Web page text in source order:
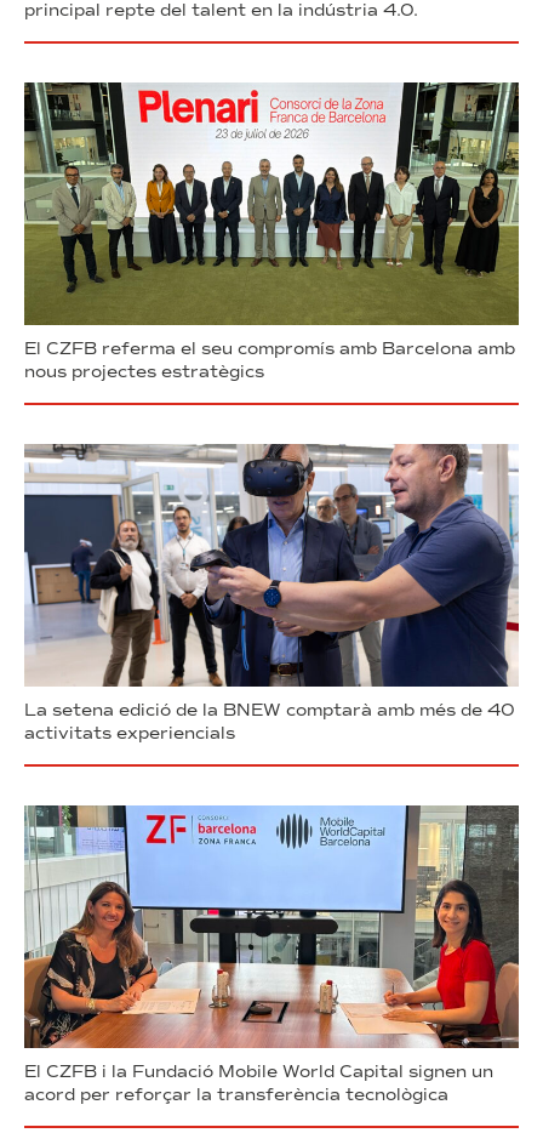
principal repte del talent en la indústria 4.0.
El CZFB referma el seu compromís amb Barcelona amb
nous projectes estratègics
La setena edició de la BNEW comptarà amb més de 40
activitats experiencials
El CZFB i la Fundació Mobile World Capital signen un
acord per reforçar la transferència tecnològica